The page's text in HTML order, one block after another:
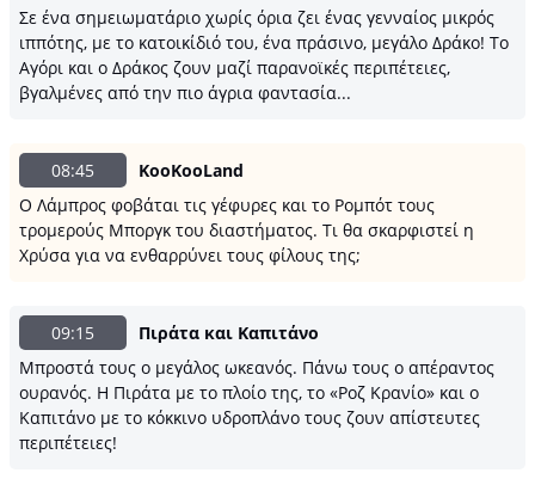
Σε ένα σημειωματάριο χωρίς όρια ζει ένας γενναίος μικρός
ιππότης, με το κατοικίδιό του, ένα πράσινο, μεγάλο Δράκο! Το
Αγόρι και ο Δράκος ζουν μαζί παρανοϊκές περιπέτειες,
βγαλμένες από την πιο άγρια φαντασία...
08:45
KooKooLand
Ο Λάμπρος φοβάται τις γέφυρες και το Ρομπότ τους
τρομερούς Μποργκ του διαστήματος. Τι θα σκαρφιστεί η
Χρύσα για να ενθαρρύνει τους φίλους της;
09:15
Πιράτα και Καπιτάνο
Μπροστά τους ο μεγάλος ωκεανός. Πάνω τους ο απέραντος
ουρανός. Η Πιράτα με το πλοίο της, το «Ροζ Κρανίο» και ο
Καπιτάνο με το κόκκινο υδροπλάνο τους ζουν απίστευτες
περιπέτειες!